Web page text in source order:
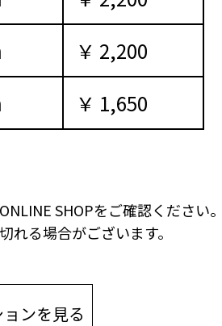
￥ 2,200
￥ 1,650
SHOPをご確認ください。
れる場合がございます。
ンを見る